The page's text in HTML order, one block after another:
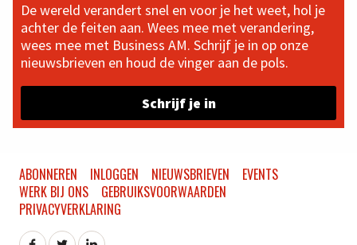
De wereld verandert snel en voor je het weet, hol je
achter de feiten aan. Wees mee met verandering,
wees mee met Business AM. Schrijf je in op onze
nieuwsbrieven en houd de vinger aan de pols.
Schrijf je in
ABONNEREN INLOGGEN NIEUWSBRIEVEN
EVENTS
WERK BIJ ONS
GEBRUIKSVOORWAARDEN
PRIVACYVERKLARING